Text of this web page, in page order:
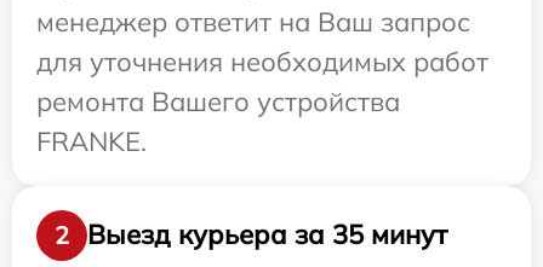
менеджер ответит на Ваш запрос
для уточнения необходимых работ
ремонта Вашего устройства
FRANKE.
2 Выезд курьера за 35 минут